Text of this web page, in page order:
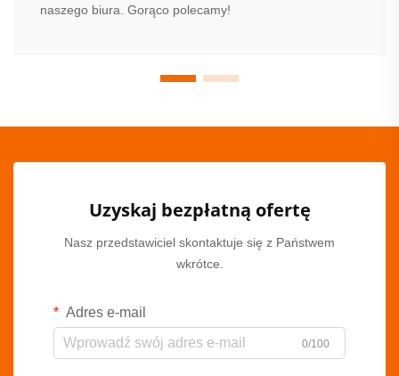
naszego biura. Gorąco polecamy!
Uzyskaj bezpłatną ofertę
Nasz przedstawiciel skontaktuje się z Państwem
wkrótce.
Adres e-mail
0/100